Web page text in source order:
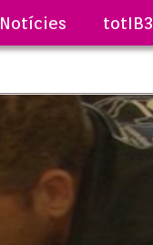
Notícies totIB3